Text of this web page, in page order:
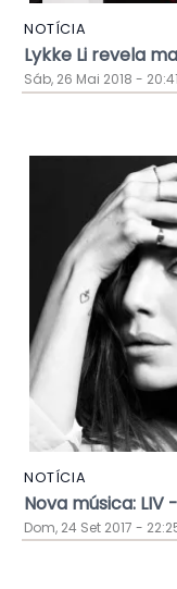
NOTÍCIA
Lykke Li revela
Sáb, 26 Mai 2018 - 20:41
NOTÍCIA
Nova música: LIV
Dom, 24 Set 2017 -